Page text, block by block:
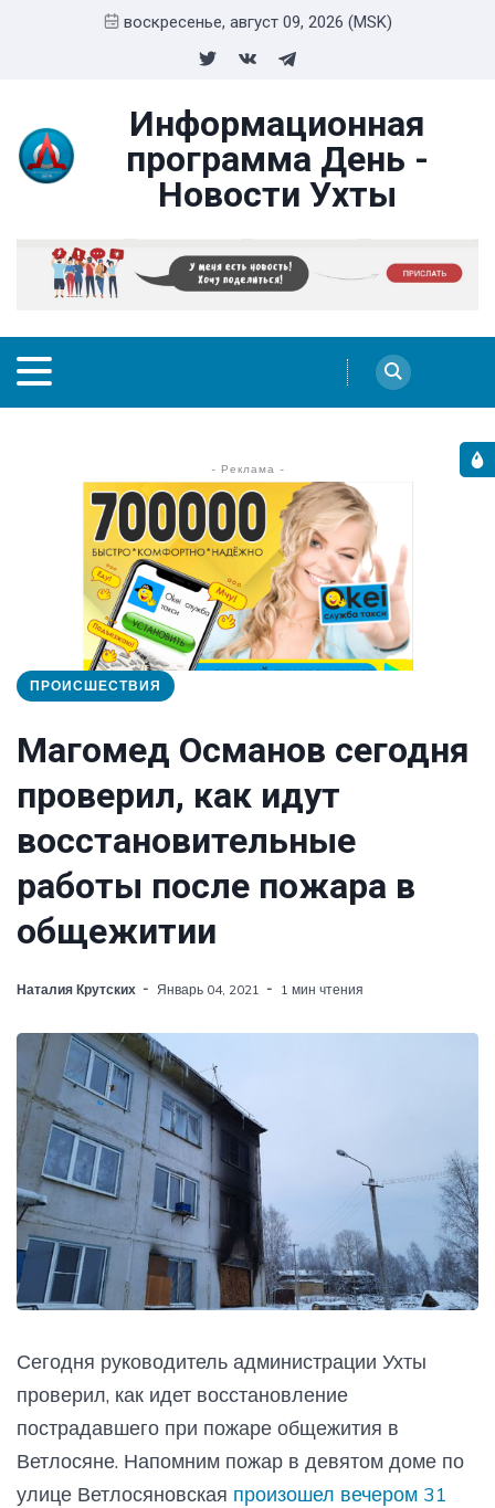
воскресенье, август 09, 2026 (MSK)
Информационная
программа День -
Новости Ухты
- Реклама -
ПРОИСШЕСТВИЯ
Магомед Османов сегодня
проверил, как идут
восстановительные
работы после пожара в
общежитии
Наталия Крутских Январь 04, 2021 1 мин чтения
Сегодня руководитель администрации Ухты
проверил, как идет восстановление
пострадавшего при пожаре общежития в
Ветлосяне. Напомним пожар в девятом доме по
улице Ветлосяновская произошел вечером 31